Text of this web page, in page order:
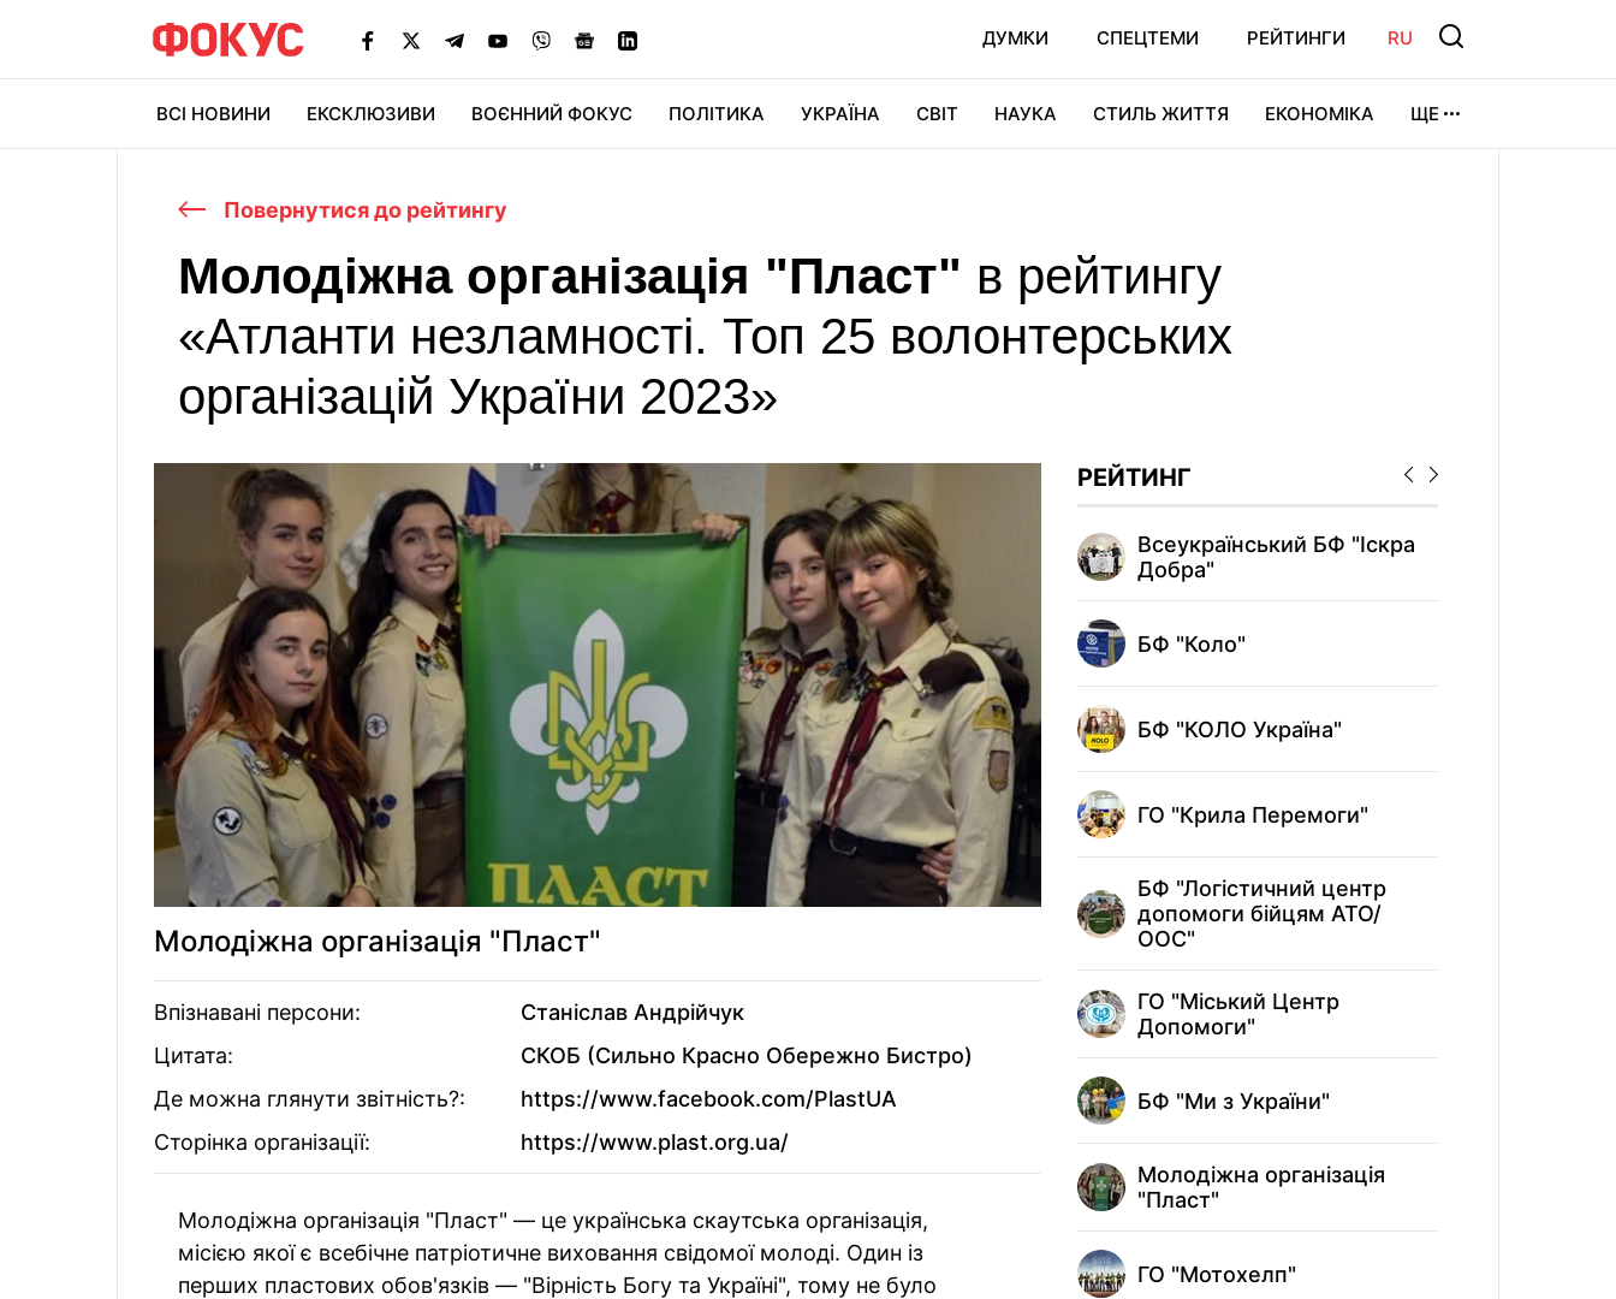
ДУМКИ СПЕЦТЕМИ РЕЙТИНГИ RU
ВСІ НОВИНИ ЕКСКЛЮЗИВИ ВОЄННИЙ ФОКУС ПОЛІТИКА УКРАЇНА СВІТ НАУКА СТИЛЬ ЖИТТЯ ЕКОНОМІКА ЩЕ
Повернутися до рейтингу
Молодіжна організація "Пласт" в рейтингу
«Атланти незламності. Топ 25 волонтерських
організацій України 2023»
Молодіжна організація "Пласт"
Впізнавані персони:
Станіслав Андрійчук
Цитата:
СКОБ (Сильно Красно Обережно Бистро)
Де можна глянути звітність?:
https://www.facebook.com/PlastUA
Сторінка організації:
https://www.plast.org.ua/
Молодіжна організація "Пласт" — це українська скаутська організація,
місією якої є всебічне патріотичне виховання свідомої молоді. Один із
перших пластових обов'язків — "Вірність Богу та Україні", тому не було
РЕЙТИНГ
ГО "Аеророзвідка"
БФ "Армія SOS"
Благодійний фонд ім.
Бориса Возницького
Благодійний фонд Сергія
Притули
БФ "Ветеран Хаб"
БФ "Доброта"
Волонтерська сотня
"Доброволя"
Медичний батальйон
"Госпітальєри"
БФ "Захист майбутнього"
Всеукраїнський БФ "Іскра
Добра"
БФ "Коло"
БФ "КОЛО Україна"
ГО "Крила Перемоги"
БФ "Логістичний центр
допомоги бійцям АТО/
ООС"
ГО "Міський Центр
Допомоги"
БФ "Ми з України"
Молодіжна організація
"Пласт"
ГО "Мотохелп"